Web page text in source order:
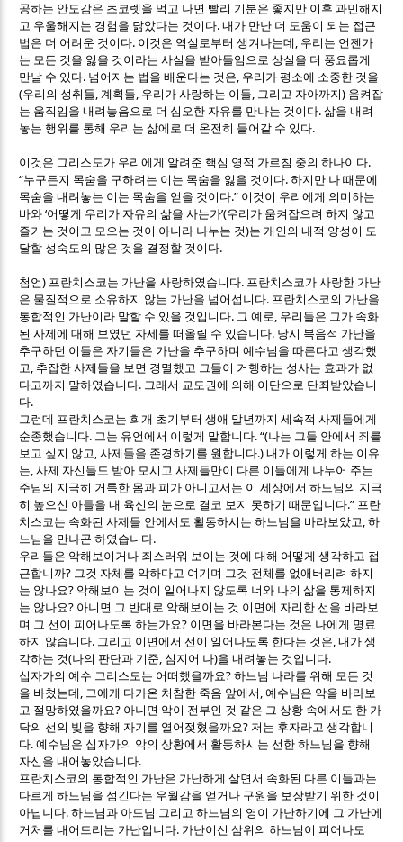
공하는 안도감은 초코렛을 먹고 나면 빨리 기분은 좋지만 이후 과민해지
고 우울해지는 경험을 닮았다는 것이다.내가 만난 더 도움이 되는 접근
법은 더 어려운 것이다. 이것은 역설로부터 생겨나는데 , 우리는 언젠가
는 모든 것을 잃을 것이라는 사실을 받아들임으로 상실을 더 풍요롭게
만날 수 있다. 넘어지는 법을 배운다는 것은, 우리가 평소에 소중한 것을
(우리의 성취들,계획들, 우리가 사랑하는 이들, 그리고 자아까지) 움켜잡
는 움직임을 내려놓음으로 더 심오한 자유를 만나는 것이다.삶을 내려
놓는 행위를 통해 우리는 삶에로 더 온전히 들어갈 수 있다.
이것은 그리스도가 우리에게 알려준 핵심 영적 가르침 중의 하나이다.
“누구든지 목숨을 구하려는 이는 목숨을 잃을 것이다.하지만 나 때문에
목숨을 내려놓는 이는 목숨을 얻을 것이다.” 이것이 우리에게 의미하는
바와‘어떻게 우리가 자유의 삶을 사는가’(우리가 움켜잡으려 하지 않고
즐기는 것이고 모으는 것이 아니라 나누는 것)는 개인의 내적 양성이 도
달할 성숙도의 많은 것을 결정할 것이다.
첨언) 프란치스코는 가난을 사랑하였습니다. 프란치스코가 사랑한 가난
은 물질적으로 소유하지 않는 가난을 넘어섭니다. 프란치스코의 가난을
통합적인 가난이라 말할 수 있을 것입니다. 그 예로 , 우리들은 그가 속화
된 사제에 대해 보였던 자세를 떠올릴 수 있습니다. 당시 복음적 가난을
추구하던 이들은 자기들은 가난을 추구하며 예수님을 따른다고 생각했
고 , 추잡한 사제들을 보면 경멸했고 그들이 거행하는 성사는 효과가 없
다고까지 말하였습니다. 그래서 교도권에 의해 이단으로 단죄받았습니
다.
그런데 프란치스코는 회개 초기부터 생애 말년까지 세속적 사제들에게
순종했습니다. 그는 유언에서 이렇게 말합니다. “(나는 그들 안에서 죄를
보고 싶지 않고 ,사제들을 존경하기를 원합니다.)내가 이렇게 하는 이유
는,사제 자신들도 받아 모시고 사제들만이 다른 이들에게 나누어 주는
주님의 지극히 거룩한 몸과 피가 아니고서는 이 세상에서 하느님의 지극
히 높으신 아들을 내 육신의 눈으로 결코 보지 못하기 때문입니다.” 프란
치스코는 속화된 사제들 안에서도 활동하시는 하느님을 바라보았고 ,하
느님을 만나곤 하였습니다.
우리들은 악해보이거나 죄스러워 보이는 것에 대해 어떻게 생각하고 접
근합니까? 그것 자체를 악하다고 여기며 그것 전체를 없애버리려 하지
는 않나요? 악해보이는 것이 일어나지 않도록 너와 나의 삶을 통제하지
는 않나요? 아니면 그 반대로 악해보이는 것 이면에 자리한 선을 바라보
며 그 선이 피어나도록 하는가요? 이면을 바라본다는 것은 나에게 명료
하지 않습니다. 그리고 이면에서 선이 일어나도록 한다는 것은,내가 생
각하는 것(나의 판단과 기준, 심지어 나)을 내려놓는 것입니다.
십자가의 예수 그리스도는 어떠했을까요?하느님 나라를 위해 모든 것
을 바쳤는데 , 그에게 다가온 처참한 죽음 앞에서 ,예수님은 악을 바라보
고 절망하였을까요? 아니면 악이 전부인 것 같은 그 상황 속에서도 한 가
닥의 선의 빛을 향해 자기를 열어젖혔을까요? 저는 후자라고 생각합니
다.예수님은 십자가의 악의 상황에서 활동하시는 선한 하느님을 향해
자신을 내어놓았습니다.
프란치스코의 통합적인 가난은 가난하게 살면서 속화된 다른 이들과는
다르게 하느님을 섬긴다는 우월감을 얻거나 구원을 보장받기 위한 것이
아닙니다.하느님과 아드님 그리고 하느님의 영이 가난하기에 그 가난에
거처를 내어드리는 가난입니다. 가난이신 삼위의 하느님이 피어나도